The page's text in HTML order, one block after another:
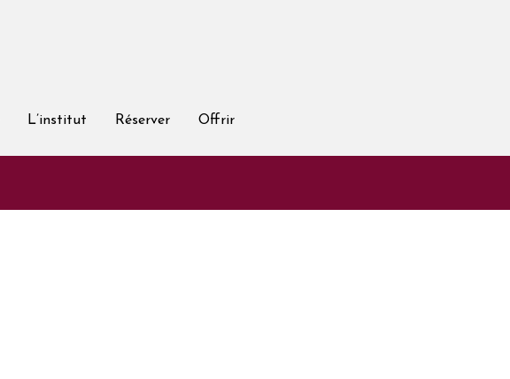
L’institut Réserver Offrir